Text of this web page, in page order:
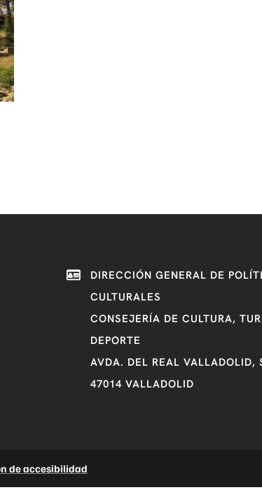
DIRECCIÓN GENERAL DE
CULTURALES
CONSEJERÍA DE CULTURA,
DEPORTE
AVDA. DEL REAL VALLADOLID,
47014 VALLADOLID
de accesibilidad